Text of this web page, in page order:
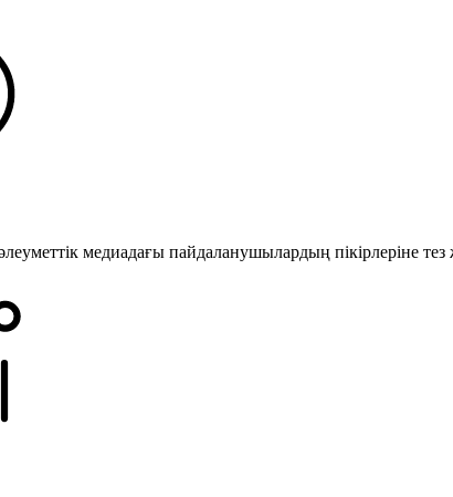
медиадағы пайдаланушылардың пікірлеріне тез